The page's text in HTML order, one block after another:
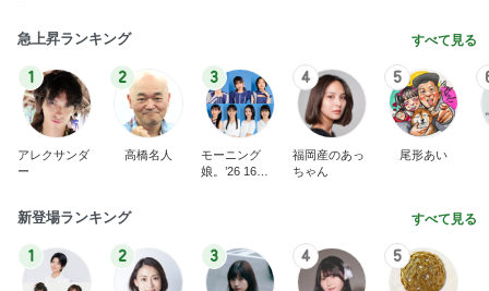
急上昇ランキング すべて見る
1
アレクサンダ
ー
2
高橋名人
3
モーニング
娘。’26 16期1
4
福岡産のあっ
ちゃん
5
尾形あい
新登場ランキング すべて見る
1 2 3 4 5